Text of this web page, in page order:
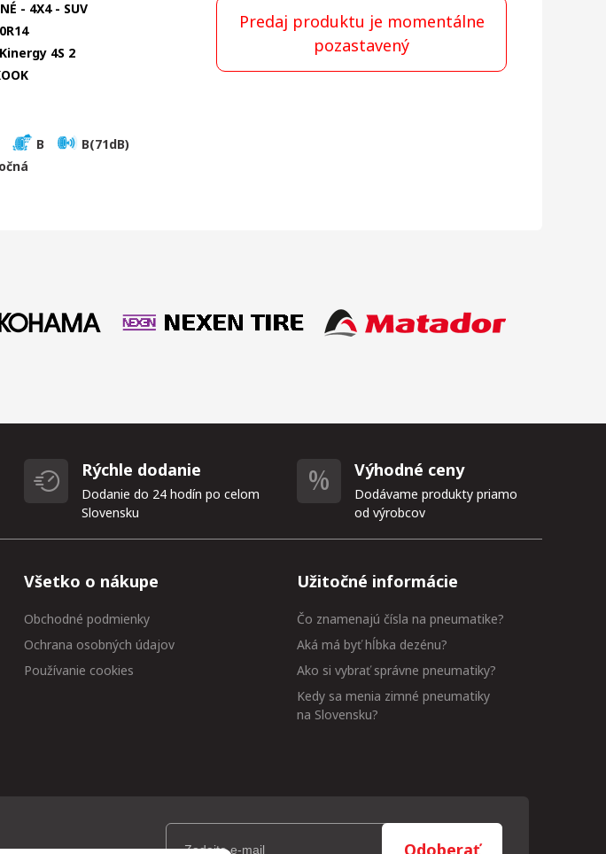
Predaj produktu je momentálne
pozastavený
- 4X4 - SUV
4S 2
B
B(71dB)
Rýchle dodanie
Dodanie do 24 hodín po celom
Slovensku
Výhodné ceny
Dodávame produkty priamo
od výrobcov
Všetko o nákupe
Obchodné podmienky
Ochrana osobných údajov
Používanie cookies
Užitočné informácie
Čo znamenajú čísla na pneumatike?
Aká má byť hĺbka dezénu?
Ako si vybrať správne pneumatiky?
Kedy sa menia zimné pneumatiky
na Slovensku?
Odoberať